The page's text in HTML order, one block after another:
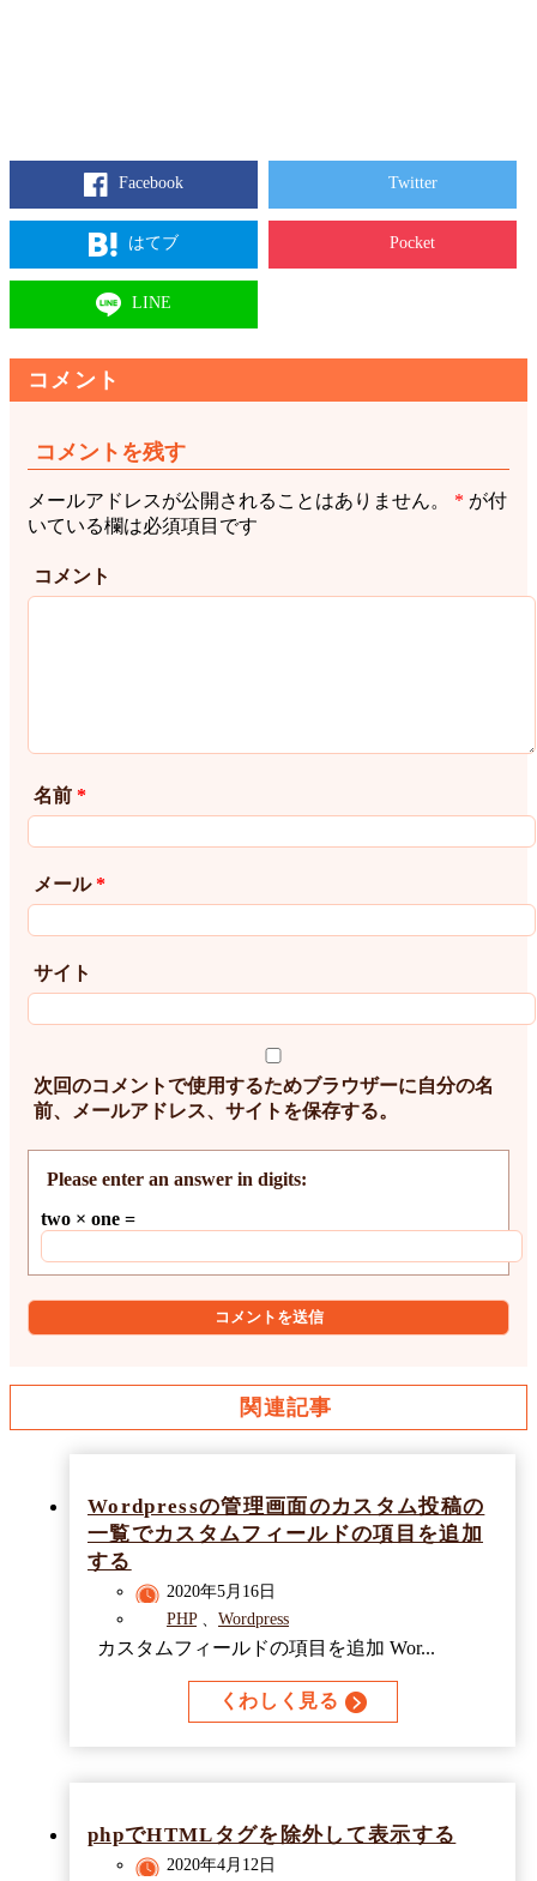
Facebook Twitter
はてブ Pocket
LINE
コメント
コメントを残す
メールアドレスが公開されることはありません。 * が付
いている欄は必須項目です
コメント
名前 *
メール *
サイト
次回のコメントで使用するためブラウザーに自分の名
前、メールアドレス、サイトを保存する。
Please enter an answer in digits:
two × one =
関連記事
Wordpressの管理画面のカスタム投稿の
一覧でカスタムフィールドの項目を追加
する
2020年5月16日
PHP、 Wordpress
カスタムフィールドの項目を追加 Wor...
くわしく見る
phpでHTMLタグを除外して表示する
2020年4月12日